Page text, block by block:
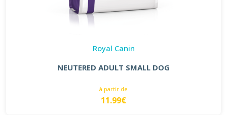
Royal Canin
NEUTERED ADULT SMALL DOG
à partir de
11.99€